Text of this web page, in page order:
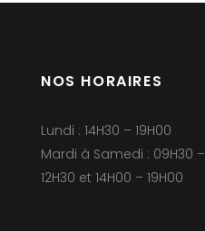
NOS HORAIRES
Lundi : 14H30 – 19H00
Mardi à Samedi : 09H30 –
12H30 et 14H00 – 19H00